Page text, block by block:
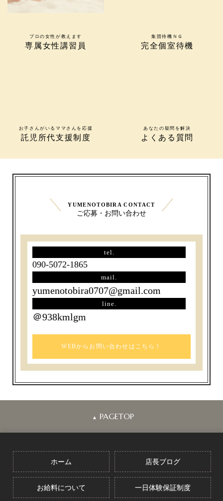
プロの女性が教えます
専属女性講習員
集団待機ＮＧ
完全個室待機
お子さんがいるママさんを応援
託児所代支援制度
あなたの疑問を解決
よくある質問
YUMENOTOBIRA CONTACT
ご応募・お問い合わせ
tel.
090-5072-1865
mail.
yumenotobira0707@gmail.com
line.
＠938kmlgm
WEBからお問い合わせはこちら！
▲ PAGETOP
ホーム 店長ブログ
お給料について 一日体験保証制度